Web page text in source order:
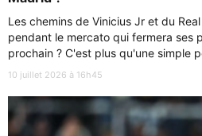
Les chemins de Vinicius Jr et du
pendant le mercato qui fermera ses
prochain ? C'est plus qu'une simple
10 juillet 2026 à 16h45